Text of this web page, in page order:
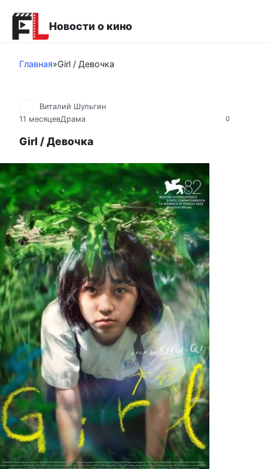
контенту
Новости о кино
Главная»Girl / Девочка
0
Виталий Шульгин
11 месяцевДрама
Girl / Девочка